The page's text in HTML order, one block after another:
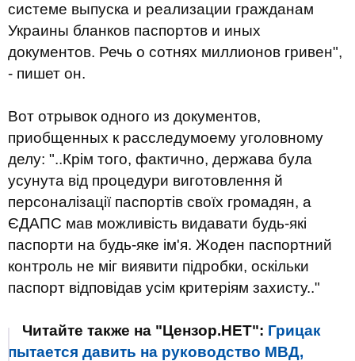
системе выпуска и реализации гражданам
Украины бланков паспортов и иных
документов. Речь о сотнях миллионов гривен",
- пишет он.
Вот отрывок одного из документов,
приобщенных к расследумоему уголовному
делу: "..Крім того, фактично, держава була
усунута від процедури виготовлення й
персоналізації паспортів своїх громадян, а
ЄДАПС мав можливість видавати будь-які
паспорти на будь-яке ім'я. Жоден паспортний
контроль не міг виявити підробки, оскільки
паспорт відповідав усім критеріям захисту.."
Читайте также на "Цензор.НЕТ": Грицак
пытается давить на руководство МВД,